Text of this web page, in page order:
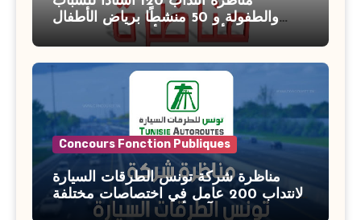
والطفولة و 50 منشطًا برياض الأطفال
بوزارة الأسرة والمرأة والطفولة وكبار
Concours Fonction Publiques
مناظرة شركة تونس الطرقات السيارة
لانتداب 200 عامل في اختصاصات مختلفة
آخر أجل : 21 جويلية 2026